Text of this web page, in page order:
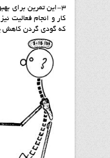
۳-این تمرین برای
کار و انجام فعالیت
که گودی گردن کاهش